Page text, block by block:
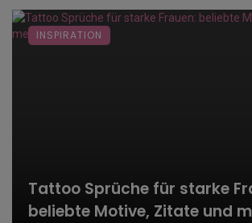
Tattoo Sprüche für starke
beliebte Motive, Zitate und
INSPIRATION